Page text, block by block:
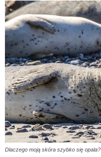
Dlaczego moją skóra szybko się opala?